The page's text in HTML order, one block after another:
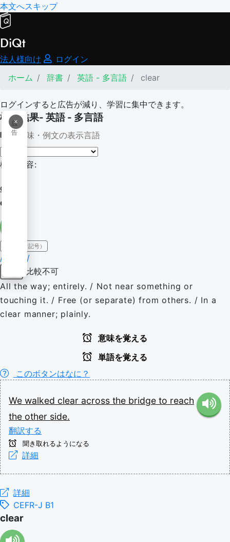
本文へスキップ
DiQt
法人様向け
ログイン
ホーム
辞書 英語 - 多言語 clear
ログインすると広告が減り、学習に集中できます。
×
広
告
検索結果- 英語 - 多言語
意味・例文の表示言語
検索内容:
clear
clear
IPA（発音記号）
/klɪə(ɹ)/
比較不可
All the way; entirely. / Not near something or
touching it. / Free (or separate) from others. / In a
clear manner; plainly.
意味を覚える
単語を覚える
このボタンはなに？
We walked clear across the bridge to reach
the other side.
翻訳する
聞き取れるようになる
詳細
詳細
CEFR-J B1
clear